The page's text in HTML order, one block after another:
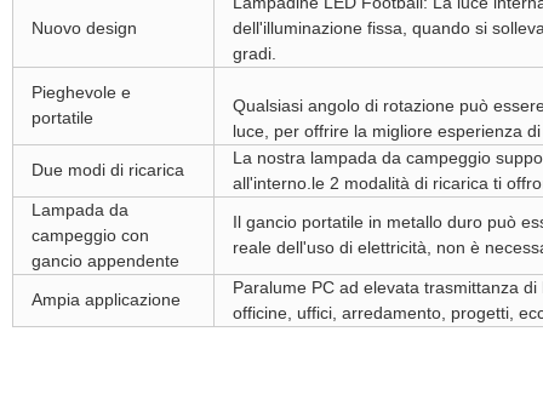
Nuovo design
dell'illuminazione fissa, quando si
gradi.
Pieghevole e
portatile
Qualsiasi angolo di rotazione può
luce, per offrire la migliore esperienza
Due modi di ricarica
La nostra lampada da campeggio
all'interno.le 2 modalità di ricarica ti
Lampada da
campeggio con
gancio appendente
Il gancio portatile in metallo duro può
reale dell'uso di elettricità, non è
Ampia applicazione
Paralume PC ad elevata trasmittanza
officine, uffici, arredamento, progetti,